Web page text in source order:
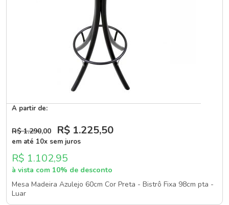
A partir de:
R$ 1.290,00 R$ 1.225,50
em até 10x sem juros
R$ 1.102,95
à vista com 10% de desconto
Mesa Madeira Azulejo 60cm Cor Preta - Bistrô Fixa 98cm pta -
Luar